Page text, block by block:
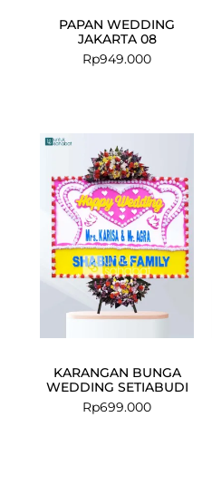
PAPAN WEDDING
JAKARTA 08
Rp949.000
KARANGAN BUNGA
WEDDING SETIABUDI
Rp699.000